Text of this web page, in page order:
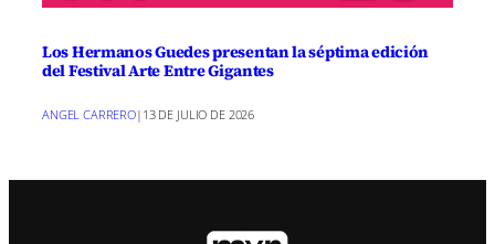
Los Hermanos Guedes presentan la séptima edición
del Festival Arte Entre Gigantes
ANGEL CARRERO| 13 DE JULIO DE 2026